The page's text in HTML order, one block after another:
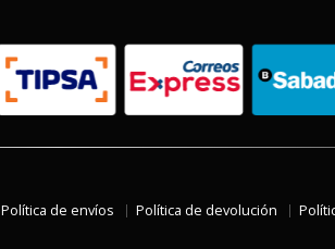
Política de envíos Política de devolución